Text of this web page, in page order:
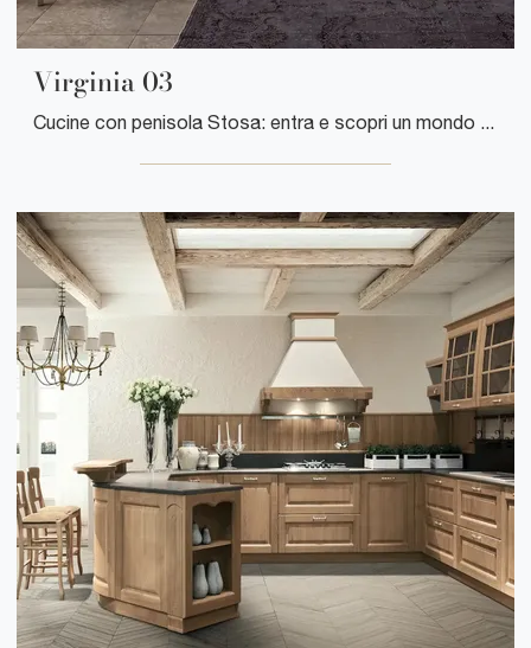
Virginia 03
Cucine con penisola Stosa: entra e scopri un mondo di stile e design! La cucina convenzionale Virginia 03 ti attende.